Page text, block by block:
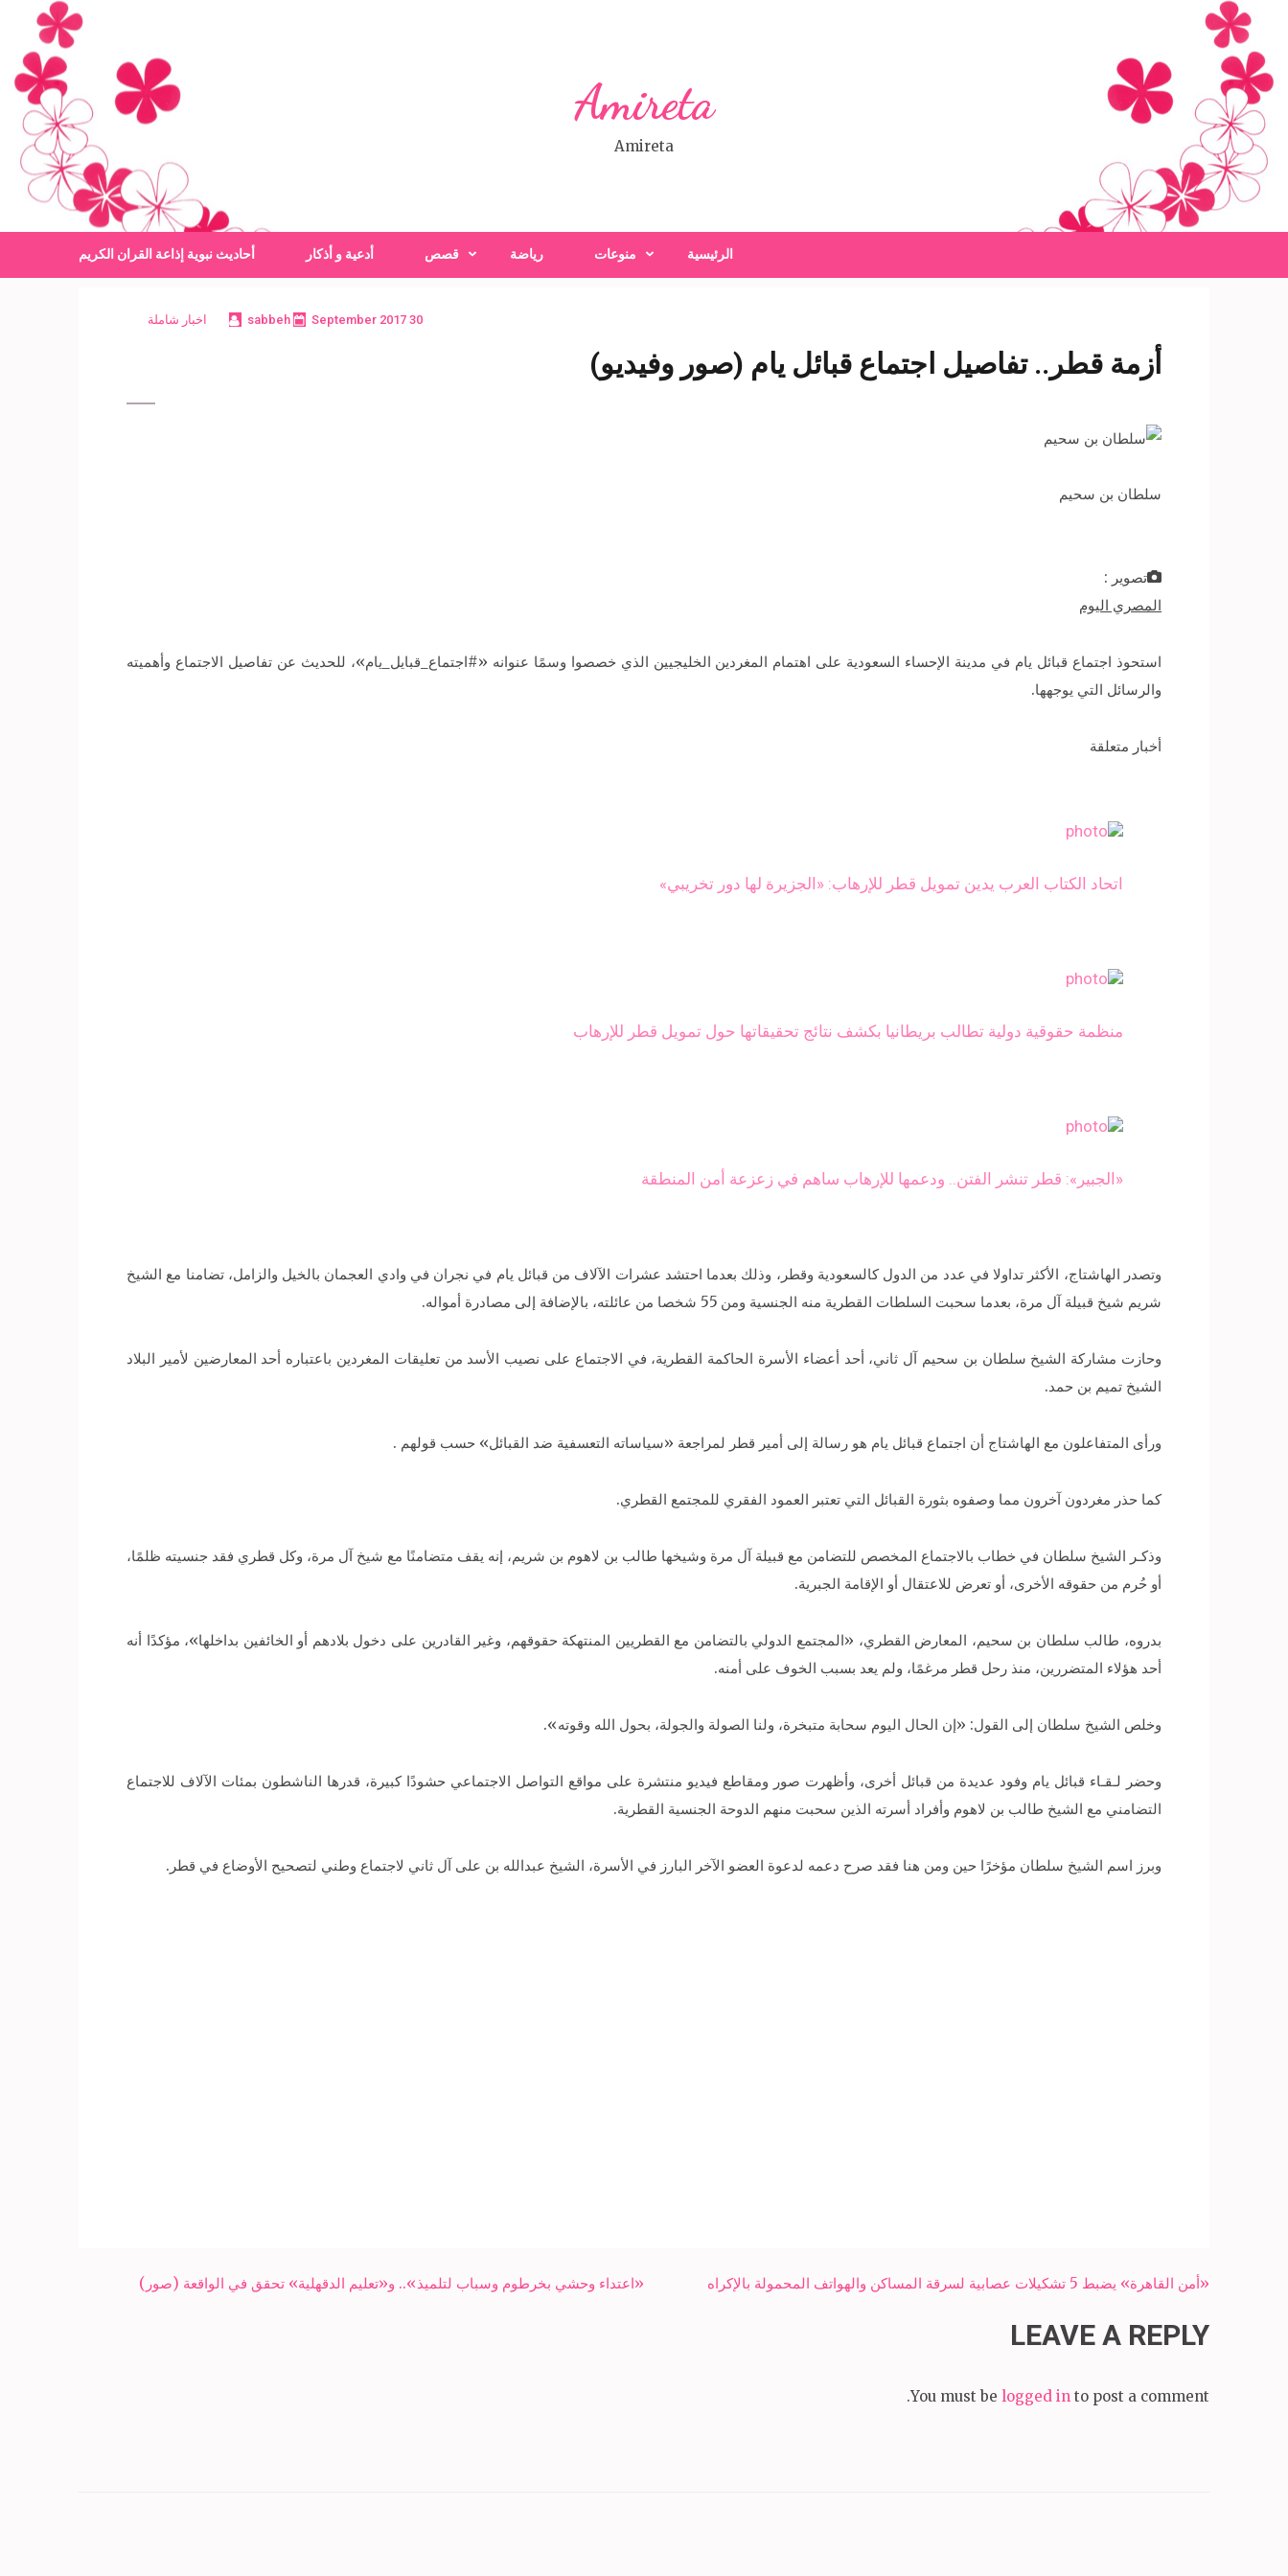
content
(Press
Enter)
Amireta
Amireta
الرئيسية منوعات رياضة قصص أدعية و أذكار أحاديث نبوية إذاعة القران الكريم
30 September 2017
sabbeh اخبار شاملة
أزمة قطر.. تفاصيل اجتماع قبائل يام (صور وفيديو)
سلطان بن سحيم
تصوير :
المصري اليوم
استحوذ اجتماع قبائل يام في مدينة الإحساء السعودية على اهتمام المغردين الخليجيين الذي خصصوا وسمًا عنوانه «#اجتماع_قبايل_يام»، للحديث عن تفاصيل الاجتماع وأهميته
والرسائل التي يوجهها.
أخبار متعلقة
اتحاد الكتاب العرب يدين تمويل قطر للإرهاب: «الجزيرة لها دور تخريبي»
منظمة حقوقية دولية تطالب بريطانيا بكشف نتائج تحقيقاتها حول تمويل قطر للإرهاب
«الجبير»: قطر تنشر الفتن.. ودعمها للإرهاب ساهم في زعزعة أمن المنطقة
وتصدر الهاشتاج، الأكثر تداولا في عدد من الدول كالسعودية وقطر، وذلك بعدما احتشد عشرات الآلاف من قبائل يام في نجران في وادي العجمان بالخيل والزامل، تضامنا مع الشيخ
شريم شيخ قبيلة آل مرة، بعدما سحبت السلطات القطرية منه الجنسية ومن 55 شخصا من عائلته، بالإضافة إلى مصادرة أمواله.
وحازت مشاركة الشيخ سلطان بن سحيم آل ثاني، أحد أعضاء الأسرة الحاكمة القطرية، في الاجتماع على نصيب الأسد من تعليقات المغردين باعتباره أحد المعارضين لأمير البلاد
الشيخ تميم بن حمد.
ورأى المتفاعلون مع الهاشتاج أن اجتماع قبائل يام هو رسالة إلى أمير قطر لمراجعة «سياساته التعسفية ضد القبائل» حسب قولهم .
كما حذر مغردون آخرون مما وصفوه بثورة القبائل التي تعتبر العمود الفقري للمجتمع القطري.
وذكـر الشيخ سلطان في خطاب بالاجتماع المخصص للتضامن مع قبيلة آل مرة وشيخها طالب بن لاهوم بن شريم، إنه يقف متضامنًا مع شيخ آل مرة، وكل قطري فقد جنسيته ظلمًا،
أو حُرم من حقوقه الأخرى، أو تعرض للاعتقال أو الإقامة الجبرية.
بدروه، طالب سلطان بن سحيم، المعارض القطري، «المجتمع الدولي بالتضامن مع القطريين المنتهكة حقوقهم، وغير القادرين على دخول بلادهم أو الخائفين بداخلها»، مؤكدًا أنه
أحد هؤلاء المتضررين، منذ رحل قطر مرغمًا، ولم يعد بسبب الخوف على أمنه.
وخلص الشيخ سلطان إلى القول: «إن الحال اليوم سحابة متبخرة، ولنا الصولة والجولة، بحول الله وقوته».
وحضر لـقـاء قبائل يام وفود عديدة من قبائل أخرى، وأظهرت صور ومقاطع فيديو منتشرة على مواقع التواصل الاجتماعي حشودًا كبيرة، قدرها الناشطون بمئات الآلاف للاجتماع
التضامني مع الشيخ طالب بن لاهوم وأفراد أسرته الذين سحبت منهم الدوحة الجنسية القطرية.
وبرز اسم الشيخ سلطان مؤخرًا حين ومن هنا فقد صرح دعمه لدعوة العضو الآخر البارز في الأسرة، الشيخ عبدالله بن على آل ثاني لاجتماع وطني لتصحيح الأوضاع في قطر.
Post
«اعتداء وحشي بخرطوم وسباب لتلميذ».. و«تعليم الدقهلية» تحقق في الواقعة (صور) «أمن القاهرة» يضبط 5 تشكيلات عصابية لسرقة المساكن والهواتف المحمولة بالإكراه
LEAVE A REPLY
You must be logged in to post a comment.